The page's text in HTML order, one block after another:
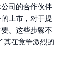
司的合作伙伴
上市，对于提
。这些步骤不
其在竞争激烈的